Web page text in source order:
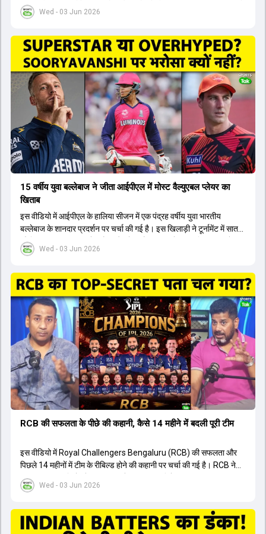
Wed - 03 Jun 2026
टीम का हिस्सा नहीं होंगे। आयरलैंड और इंग्लैंड के खिलाफ आगामी टी20 सीरीज के
लिए नए कप्तान की तलाश जारी है। इस रेस में श्रेयस अय्यर सबसे आगे चल रहे
पटेल इस रेस में काफी पीछे हैं, जबकि संजू सैमसन और रजत पाटीदार कप्तानी की
दौड़ से बाहर हैं। आगामी सीरीज के लिए वैभव सूर्यवंशी को तीसरे ओपनर के तौर पर
टीम में शामिल किया जाएगा, जबकि अभिषेक शर्मा और संजू सैमसन पहली पसंद
होंगे। इसके अलावा नीतीश रेड्डी को बतौर ऑलराउंडर ज्यादा मौके मिलेंगे। अजीत
अगरकर की अगुवाई वाली चयन समिति और कोच गौतम गंभीर आगामी टी20 वर्ल्ड
कप और 2028 ओलंपिक के लिए लंबी अवधि का विजन लेकर चल रहे हैं।
Wed - 03 Jun 2026
15 वर्षीय युवा बल्लेबाज ने जीता आईपीएल में मोस्ट वैल्युएबल प्लेयर का
खिताब
इस वीडियो में आईपीएल के हालिया सीजन में एक पंद्रह वर्षीय युवा भारतीय
बल्लेबाज के शानदार प्रदर्शन पर चर्चा की गई है। इस खिलाड़ी ने टूर्नामेंट में सात
सौ छिहत्तर रन बनाकर ऑरेंज कैप और मोस्ट वैल्युएबल प्लेयर का खिताब अपने नाम
किया है। वीडियो में बताया गया है कि ऑस्ट्रेलियाई टीम के वर्तमान कप्तान और
ऑस्ट्रेलियाई कप्तान के अनुसार, शुरुआत में लोगों को इस खिलाड़ी के प्रदर्शन पर
संदेह था, लेकिन अब उसने खुद को एक बेहतरीन बल्लेबाज साबित कर दिया है जो
गेंद को बाउंड्री के काफी पार मारने की क्षमता रखता है। वहीं, इंग्लैंड के पूर्व कप्तान
ने कहा कि टूर्नामेंट जीतने वाली टीम के अलावा इस सीजन की सबसे बड़ी बात इस
युवा खिलाड़ी का प्रदर्शन रहा है, जिसे देखने के लिए स्टेडियम में भारी भीड़ उमड़ती
थी। शानदार प्रदर्शन के बाद इस युवा खिलाड़ी को श्रीलंका में होने वाली
त्रिकोणीय सीरीज के लिए इंडिया ए टीम में भी शामिल कर लिया गया है।
Wed - 03 Jun 2026
RCB की सफलता के पीछे की कहानी, कैसे 14 महीने में बदली पूरी टीम
इस वीडियो में Royal Challengers Bengaluru (RCB) की सफलता और
पिछले 14 महीनों में टीम के रीबिल्ड होने की कहानी पर चर्चा की गई है। RCB ने
अपनी पुरानी गलतियों को स्वीकार करते हुए एक नया रिसेट बटन दबाया। टीम
मैनेजमेंट में Mo Bobat, Andy Flower, Dinesh Karthik और एनालिस्ट
के तहत Bhuvneshwar Kumar, Krunal Pandya और Rasikh Salam
जैसे भारतीय खिलाड़ियों को टीम में शामिल किया गया, जिन्होंने शानदार प्रदर्शन